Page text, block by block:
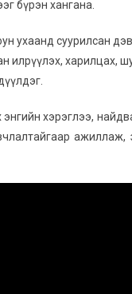
бүрэн хангана.
ухаанд суурилсан
илрүүлэх, харилцах,
хэрэглээ,
ажиллаж,